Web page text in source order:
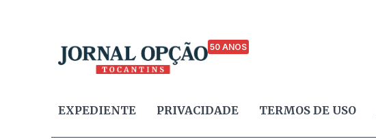
50 ANOS
EXPEDIENTE PRIVACIDADE TERMOS DE USO